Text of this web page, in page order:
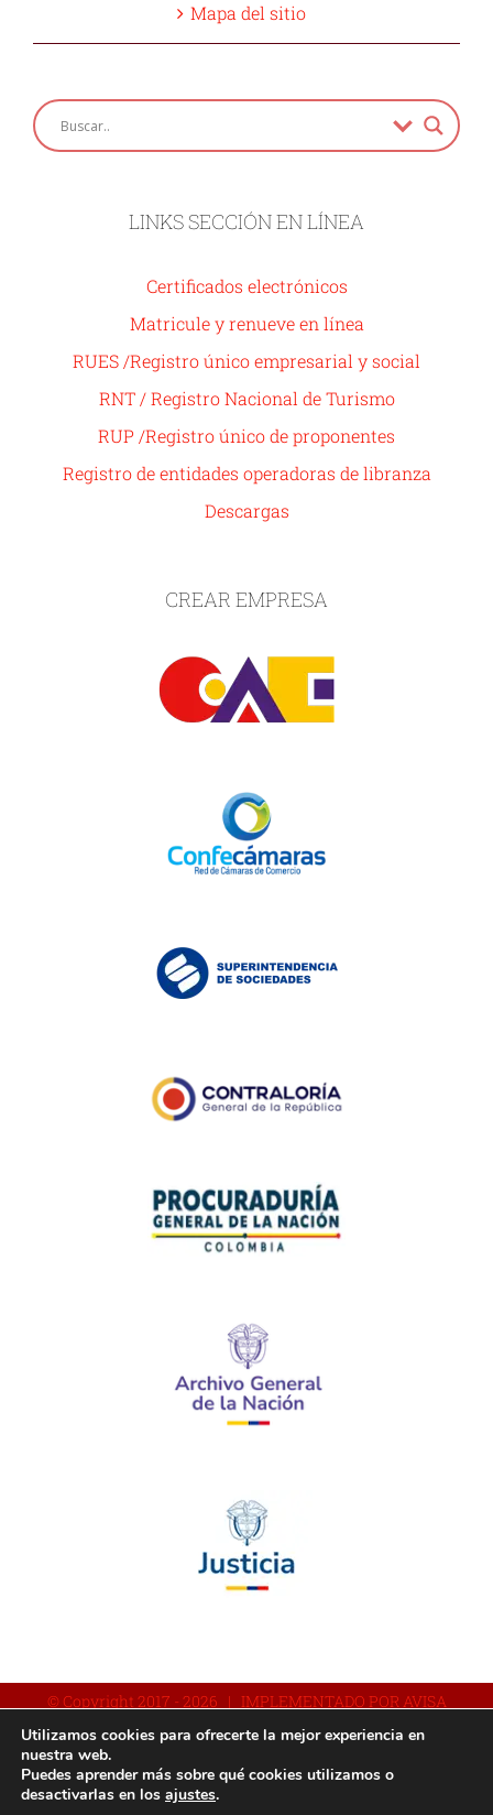
Mapa del sitio
LINKS SECCIÓN EN LÍNEA
Certificados electrónicos
Matricule y renueve en línea
RUES /Registro único empresarial y social
RNT / Registro Nacional de Turismo
RUP /Registro único de proponentes
Registro de entidades operadoras de libranza
Descargas
CREAR EMPRESA
© Copyright 2017 - 2026 | IMPLEMENTADO POR AVISA
FacebookYouTubeInstagram
Utilizamos cookies para ofrecerte la mejor experiencia en
nuestra web.
Puedes aprender más sobre qué cookies utilizamos o
desactivarlas en los ajustes.